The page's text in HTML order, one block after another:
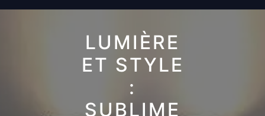
Button
LUMIÈRE
ET STYLE
:
SUBLIME